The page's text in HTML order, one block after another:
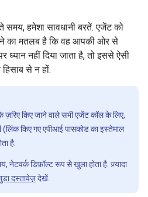
समय, हमेशा सावधानी बरतें. एजेंट को
का मतलब है कि वह आपकी ओर से
ध्यान नहीं दिया जाता है, तो इससे ऐसी
से न हों.
किए जाने वाले सभी एजेंट कॉल के लिए,
(लिंक किए गए एपीआई पासकोड का इस्तेमाल
है.
नेटवर्क डिफ़ॉल्ट रूप से खुला होता है. ज़्यादा
दस्तावेज़देखें.